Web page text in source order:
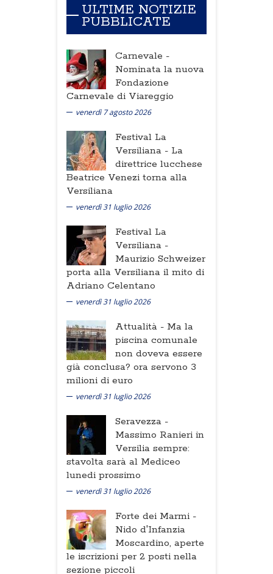
ULTIME NOTIZIE
PUBBLICATE
Carnevale -
Nominata la nuova
Fondazione
Carnevale di Viareggio
venerdì 7 agosto 2026
Festival La
Versiliana - La
direttrice lucchese
Beatrice Venezi torna alla
Versiliana
venerdì 31 luglio 2026
Festival La
Versiliana -
Maurizio Schweizer
porta alla Versiliana il mito di
Adriano Celentano
venerdì 31 luglio 2026
Attualità - Ma la
piscina comunale
non doveva essere
già conclusa? ora servono 3
milioni di euro
venerdì 31 luglio 2026
Seravezza -
Massimo Ranieri in
Versilia sempre:
stavolta sarà al Mediceo
lunedi prossimo
venerdì 31 luglio 2026
Forte dei Marmi -
Nido d'Infanzia
Moscardino, aperte
le iscrizioni per 2 posti nella
sezione piccoli